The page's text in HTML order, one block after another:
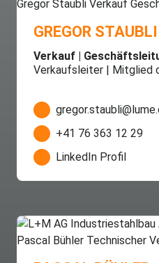
GREGOR STAUBLI
Verkauf |
Verkaufsleiter | Mitglied
+41 76 363 12 29
LinkedIn Profil